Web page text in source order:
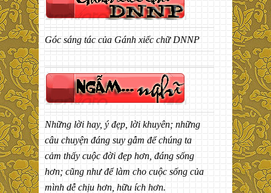
Góc sáng tác của Gánh xiếc chữ DNNP
Những lời hay, ý đẹp, lời khuyên; những
câu chuyện đáng suy gẫm để chúng ta
cảm thấy cuộc đời đẹp hơn, đáng sống
hơn; cũng như để làm cho cuộc sống của
mình dễ chịu hơn, hữu ích hơn.